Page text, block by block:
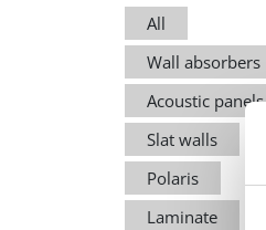
All
Wall absorbers
Acoustic panels
Slat walls
Polaris
Laminate